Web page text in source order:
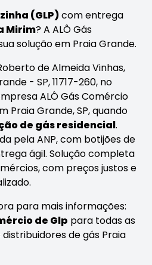
(GLP)com entrega
Mirim? A ALÔ Gás
solução em Praia Grande.
de Almeida Vinhas,
- SP, 11717-260, no
ALÔ Gás Comércio
Praia Grande, SP, quando
de gás residencial.
pela ANP, com botijões de
ágil. Solução completa
com preços justos e
para mais informações:
de Glp para todas as
de gás Praia